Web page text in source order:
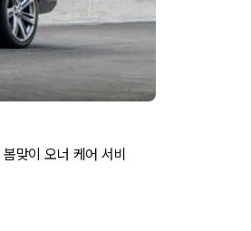
맞이 오너 케어 서비